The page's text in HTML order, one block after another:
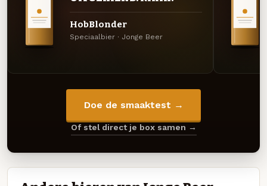
HobBlonder
Speciaalbier · Jonge Beer
Doe de smaaktest →
Of stel direct je box samen →